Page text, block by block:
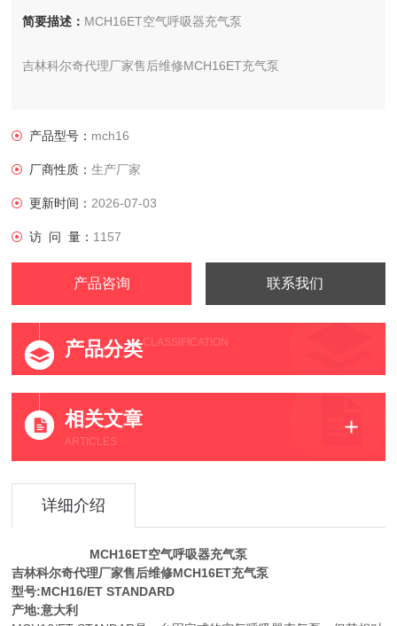
简要描述： MCH16ET空气呼吸器充气泵
吉林科尔奇代理厂家售后维修MCH16ET充气泵
产品型号： mch16
厂商性质：生产厂家
更新时间： 2026-07-03
访 问 量： 1157
产品咨询 联系我们
产品分类CLASSIFICATION
相关文章
ARTICLES
详细介绍
MCH16ET空气呼吸器充气泵
吉林科尔奇代理厂家售后维修MCH16ET充气泵
型号:MCH16/ET STANDARD
产地:意大利